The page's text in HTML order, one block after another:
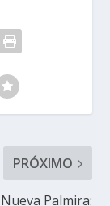
PRÓXIMO
Nueva Palmira: